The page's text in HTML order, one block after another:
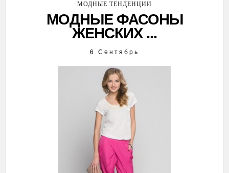
МОДНЫЕ ТЕНДЕНЦИИ
МОДНЫЕ ФАСОНЫ
ЖЕНСКИХ ...
6 Сентябрь